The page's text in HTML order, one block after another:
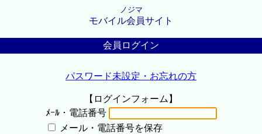
ノジマ
モバイル会員サイト
会員ログイン
パスワード未設定・お忘れの方
【ログインフォーム】
ﾒｰﾙ・電話番号
メール・電話番号を保存